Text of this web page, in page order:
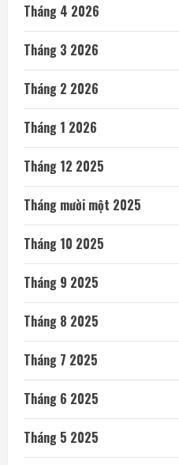
Tháng 4 2026
Tháng 3 2026
Tháng 2 2026
Tháng 1 2026
Tháng 12 2025
Tháng mười một 2025
Tháng 10 2025
Tháng 9 2025
Tháng 8 2025
Tháng 7 2025
Tháng 6 2025
Tháng 5 2025